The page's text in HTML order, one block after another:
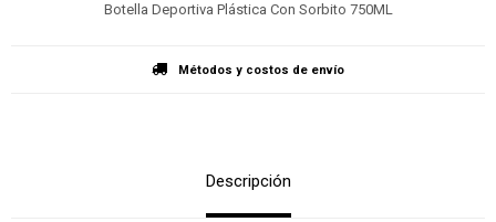
Botella Deportiva Plástica Con Sorbito 750ML
Métodos y costos de envío
Descripción